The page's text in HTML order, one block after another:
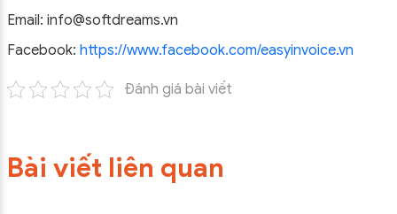
Email: info@softdreams.vn
Facebook: https://www.facebook.com/easyinvoice.vn
Đánh giá bài viết
Bài viết liên quan